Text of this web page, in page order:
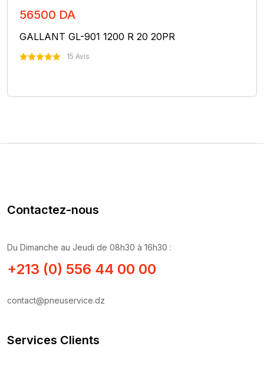
56500 DA
GALLANT GL-901 1200 R 20 20PR
15 Avis
Contactez-nous
Du Dimanche au Jeudi de 08h30 à 16h30 :
+213 (0) 556 44 00 00
contact@pneuservice.dz
Services Clients